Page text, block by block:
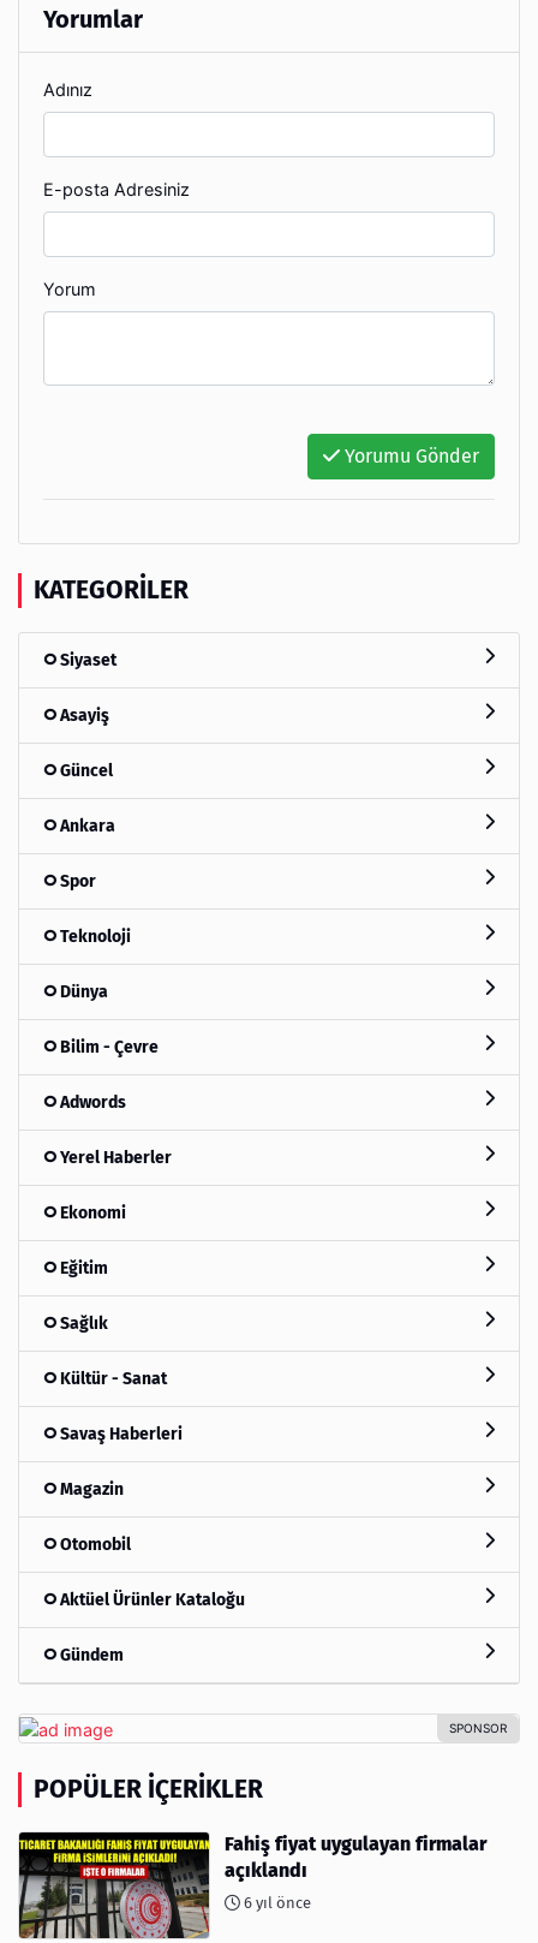
Yorumlar
Adınız
E-posta Adresiniz
Yorum
Yorumu Gönder
KATEGORILER
Siyaset
Asayiş
Güncel
Ankara
Spor
Teknoloji
Dünya
Bilim - Çevre
Adwords
Yerel Haberler
Ekonomi
Eğitim
Sağlık
Kültür - Sanat
Savaş Haberleri
Magazin
Otomobil
Aktüel Ürünler Kataloğu
Gündem
POPÜLER İÇERIKLER
Fahiş fiyat uygulayan firmalar
açıklandı
6 yıl önce